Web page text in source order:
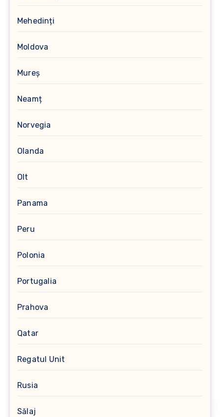
Mehedinți
Moldova
Mureș
Neamț
Norvegia
Olanda
Olt
Panama
Peru
Polonia
Portugalia
Prahova
Qatar
Regatul Unit
Rusia
Sălaj